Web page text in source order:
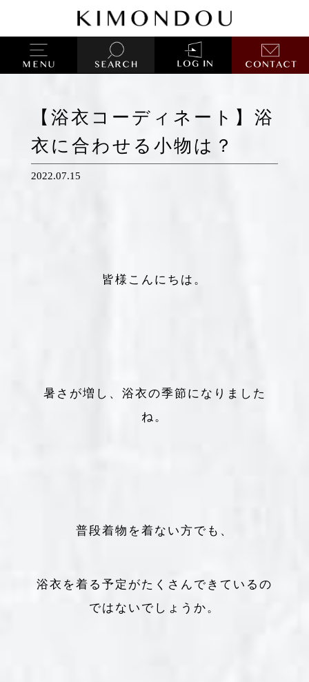
【浴衣コーディネート】浴
衣に合わせる小物は？
2022.07.15
皆様こんにちは。
暑さが増し、浴衣の季節になりました
ね。
普段着物を着ない方でも、
浴衣を着る予定がたくさんできているの
ではないでしょうか。